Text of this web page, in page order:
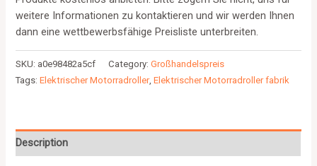
weitere Informationen zu kontaktieren und wir werden Ihnen
dann eine wettbewerbsfähige Preisliste unterbreiten.
SKU: a0e98482a5cf Category:Großhandelspreis
Tags:Elektrischer Motorradroller,Elektrischer Motorradroller fabrik
Description